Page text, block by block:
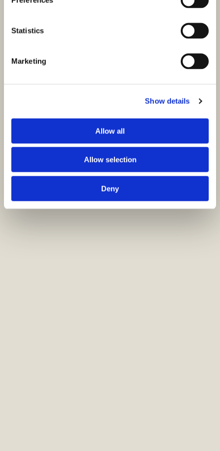
Statistics
Marketing
Show details
Allow all
Allow selection
Deny